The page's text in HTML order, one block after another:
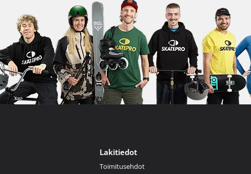
Lakitiedot
Toimitusehdot